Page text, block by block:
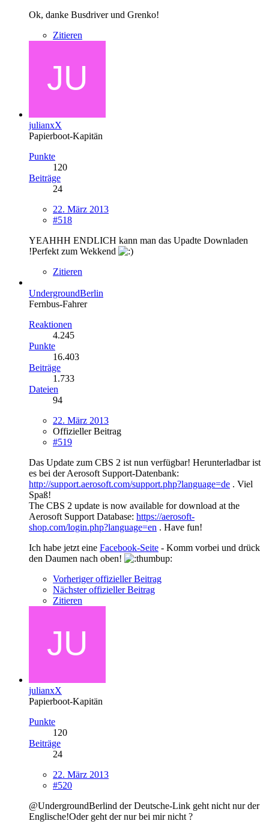
Ok, danke Busdriver und Grenko!
Zitieren
julianxX
Papierboot-Kapitän
Punkte
120
Beiträge
24
22. März 2013
#518
YEAHHH ENDLICH kann man das Upadte Downladen
!Perfekt zum Wekkend
Zitieren
UndergroundBerlin
Fernbus-Fahrer
Reaktionen
4.245
Punkte
16.403
Beiträge
1.733
Dateien
94
22. März 2013
Offizieller Beitrag
#519
Das Update zum CBS 2 ist nun verfügbar! Herunterladbar ist
es bei der Aerosoft Support-Datenbank:
http://support.aerosoft.com/support.php?language=de . Viel
Spaß!
The CBS 2 update is now available for download at the
Aerosoft Support Database: https://aerosoft-
shop.com/login.php?language=en . Have fun!
Ich habe jetzt eine Facebook-Seite - Komm vorbei und drück
den Daumen nach oben!
Vorheriger offizieller Beitrag
Nächster offizieller Beitrag
Zitieren
julianxX
Papierboot-Kapitän
Punkte
120
Beiträge
24
22. März 2013
#520
@UndergroundBerlind der Deutsche-Link geht nicht nur der
Englische!Oder geht der nur bei mir nicht ?